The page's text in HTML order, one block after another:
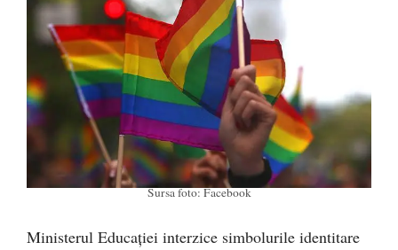
Sursa foto: Facebook
Ministerul Educației interzice simbolurile identitare